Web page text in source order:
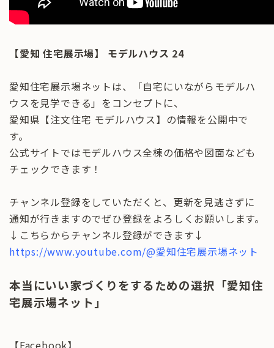
【愛知 住宅展示場】 モデルハウス 24
愛知住宅展示場ネットは、「自宅にいながらモデルハ
ウスを見学できる」をコンセプトに、
愛知県【注文住宅 モデルハウス】の情報を公開中で
す。
公式サイトではモデルハウス全棟の価格や図面なども
チェックできます！
チャンネル登録をしていただくと、更新を見逃さずに
通知が行きますのでぜひ登録をよろしくお願いします。
↓こちらからチャンネル登録ができます↓
https://www.youtube.com/@愛知住宅展示場ネット
本当にいい家づくりをするための選択「愛知住
宅展示場ネット」
【Facebook】